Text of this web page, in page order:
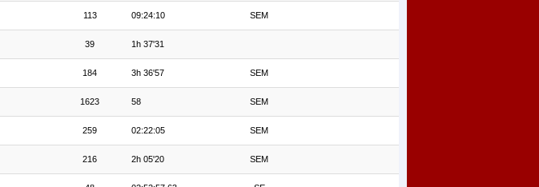
113 09:24:10 SEM
39 1h 37'31
184 3h 36'57 SEM
1623 58 SEM
259 02:22:05 SEM
216 2h 05'20 SEM